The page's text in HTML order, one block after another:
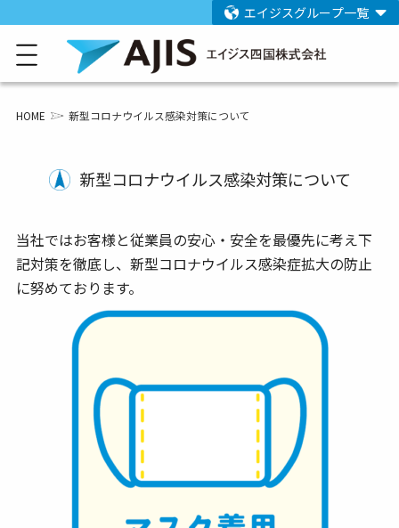
エイジスグループ一覧
HOME 新型コロナウイルス感染対策について
新型コロナウイルス感染対策について
当社ではお客様と従業員の安心・安全を最優先に考え下
記対策を徹底し、新型コロナウイルス感染症拡大の防止
に努めております。